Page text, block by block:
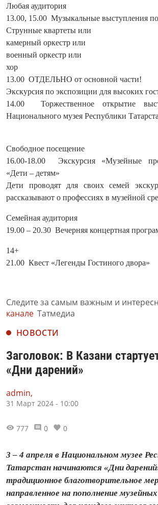
Любая аудитория
13.00, 15.00 Музыкальные выступления
Струнные квартеты или
камерный оркестр или
военный оркестр или
хор
13.00 ОТДЕЛЬНО от основной части!
Экскурсия по экспозиции для высоких
14.00 Торжественное открытие
Национального музея Республики
Свободное посещение
16.00-18.00 Экскурсия «Музейные
«Дети – детям»
Дети проводят для своих семей
рассказывают о профессиях в музейной
Семейная аудитория
19.00 – 20.30 Вечерняя концертная
14+
21.00 Квест «Легенды Гостиного двора»
Следите за самым важным и
канале Татмедиа
НОВОСТИ
Заголовок: В Казани
«Дни дарений»
admin,
31 Март 2024 - 10:00
777 0 0
3 – 4 апреля в Национальном музее
Татарстан начинаются «Дни
традиционное благотворительное
направленное на пополнение